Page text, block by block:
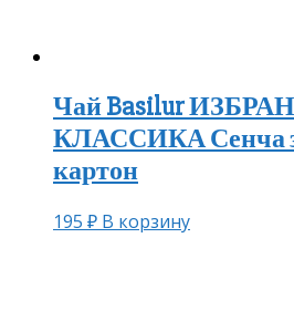
Чай Basilur
КЛАССИКА Сенча
картон
195 ₽ В корзину